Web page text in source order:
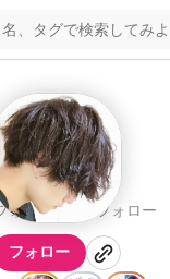
やまさんb
ォロワー 85 フォロー
フォロー